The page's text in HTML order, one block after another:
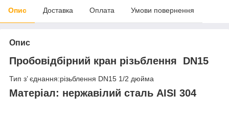
Опис Доставка Оплата Умови повернення
Опис
Пробовідбірний кран різьблення DN15
Тип з’ єднання:різьблення DN15 1/2 дюйма
Матеріал: нержавілий сталь AISI 304